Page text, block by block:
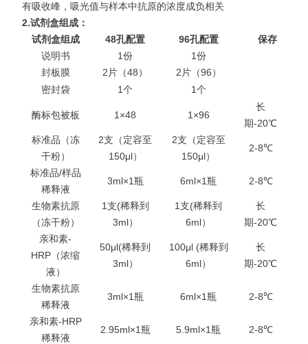
有吸收峰，吸光值与样本中抗原的浓度成负相关
2.试剂盒组成：
试剂盒组成
48孔配置 96孔配置
保存
说明书
1份
1份
封板膜
2片（48）
2片（96）
密封袋
1个 1个
酶标包被板 1×48 1×96
长
期-20℃
标准品（冻
干粉）
2支（定容至
150μl）
2支（定容至
150μl）
2-8℃
标准品/样品
稀释液
3ml×1瓶 6ml×1瓶 2-8℃
生物素抗原
（冻干粉）
1支(稀释到
3ml）
1支(稀释到
6ml）
长
期-20℃
亲和素-
HRP（浓缩
液）
50μl(稀释到
3ml）
100μl (稀释到
6ml）
长
期-20℃
生物素抗原
稀释液
3ml×1瓶 6ml×1瓶 2-8℃
亲和素-HRP
稀释液
2.95ml×1瓶 5.9ml×1瓶 2-8℃